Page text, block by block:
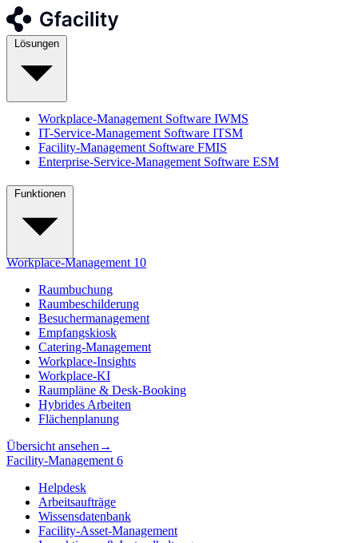
Workplace-Management Software IWMS
IT-Service-Management Software ITSM
Facility-Management Software FMIS
Enterprise-Service-Management Software ESM
Workplace-Management 10
Raumbuchung
Raumbeschilderung
Besuchermanagement
Empfangskiosk
Catering-Management
Workplace-Insights
Workplace-KI
Raumpläne & Desk-Booking
Hybrides Arbeiten
Flächenplanung
Übersicht ansehen →
Facility-Management 6
Helpdesk
Arbeitsaufträge
Wissensdatenbank
Facility-Asset-Management